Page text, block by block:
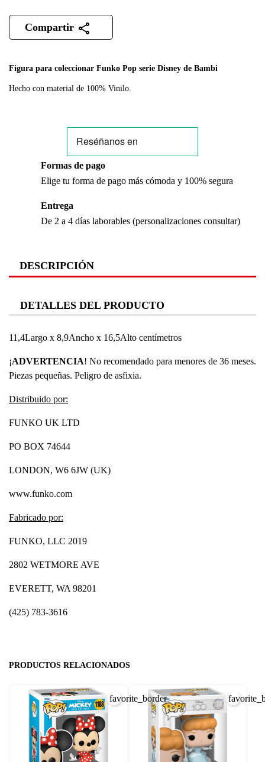
Figura para coleccionar Funko Pop serie Disney de Bambi
Hecho con material de 100% Vinilo.
Compartir
Formas de pago
Elige tu forma de pago más cómoda y 100% segura
Entrega
De 2 a 4 días laborables (personalizaciones consultar)
DESCRIPCIÓN
DETALLES DEL PRODUCTO
11,4Largo x 8,9Ancho x 16,5Alto centímetros
¡ADVERTENCIA! No recomendado para menores de 36 meses.
Piezas pequeñas. Peligro de asfixia.
Distribuido por:
FUNKO UK LTD
PO BOX 74644
LONDON, W6 6JW (UK)
www.funko.com
Fabricado por:
FUNKO, LLC 2019
2802 WETMORE AVE
EVERETT, WA 98201
(425) 783-3616
PRODUCTOS RELACIONADOS
favorite_border